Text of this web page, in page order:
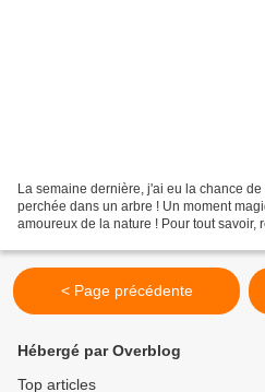
La semaine dernière, j'ai eu la chance
perchée dans un arbre ! Un moment
amoureux de la nature ! Pour tout savoir,
< Page précédente
Hébergé par Overblog
Top articles